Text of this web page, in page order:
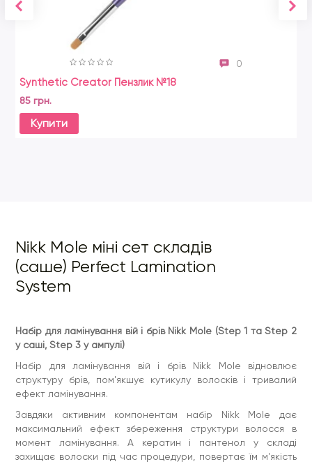
0
Synthetic Creator Пензлик №18
85 грн.
Купити
Nikk Mole міні сет складів
(саше) Perfect Lamination
System
Набір для ламінування вій і брів Nikk Mole (Step 1 та Step 2
у саші, Step 3 у ампулі)
Набір для ламінування вій і брів Nikk Mole відновлює
структуру брів, пом'якшує кутикулу волосків і тривалий
ефект ламінування.
Завдяки активним компонентам набір Nikk Mole дає
максимальний ефект збереження структури волосся в
момент ламінування. А кератин і пантенол у складі
захищає волоски під час процедури, повертає їм м'якість